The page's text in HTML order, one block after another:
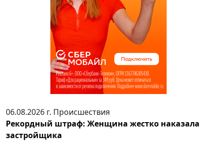
06.08.2026 г. Происшествия
Рекордный штраф: Женщина жестко наказала
застройщика